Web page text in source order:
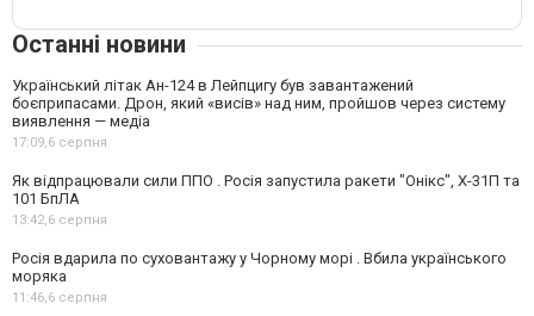
Останні новини
Український літак Ан-124 в Лейпцигу був завантажений
боєприпасами. Дрон, який «висів» над ним, пройшов через систему
виявлення — медіа
17:09,6 серпня
Як відпрацювали сили ППО . Росія запустила ракети "Онікс", Х-31П та
101 БпЛА
13:42,6 серпня
Росія вдарила по суховантажу у Чорному морі . Вбила українського
моряка
11:46,6 серпня